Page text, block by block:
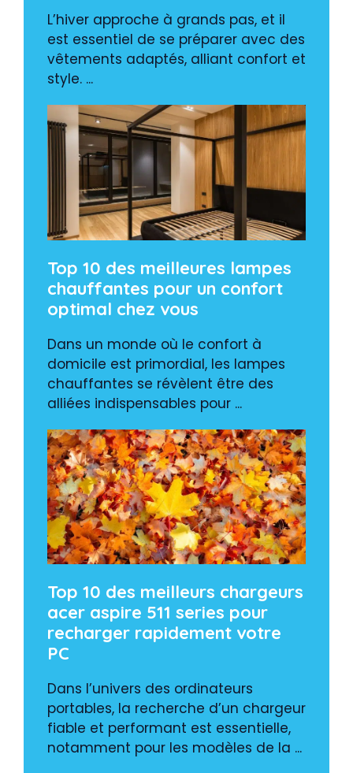
L’hiver approche à grands pas, et il
est essentiel de se préparer avec des
vêtements adaptés, alliant confort et
style. ...
Top 10 des meilleures lampes
chauffantes pour un confort
optimal chez vous
Dans un monde où le confort à
domicile est primordial, les lampes
chauffantes se révèlent être des
alliées indispensables pour ...
Top 10 des meilleurs chargeurs
acer aspire 511 series pour
recharger rapidement votre
PC
Dans l’univers des ordinateurs
portables, la recherche d’un chargeur
fiable et performant est essentielle,
notamment pour les modèles de la ...